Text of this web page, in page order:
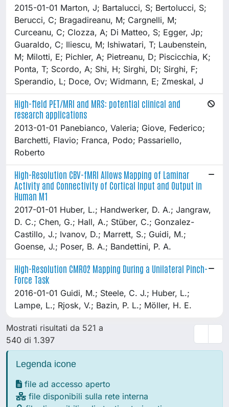
2015-01-01 Marton, J; Bartalucci, S; Bertolucci, S;
Berucci, C; Bragadireanu, M; Cargnelli, M;
Curceanu, C; Clozza, A; Di Matteo, S; Egger, Jp;
Guaraldo, C; Iliescu, M; Ishiwatari, T; Laubenstein,
M; Milotti, E; Pichler, A; Pietreanu, D; Piscicchia, K;
Ponta, T; Scordo, A; Shi, H; Sirghi, Dl; Sirghi, F;
Sperandio, L; Doce, Ov; Widmann, E; Zmeskal, J
High-field PET/MRI and MRS: potential clinical and
research applications
2013-01-01 Panebianco, Valeria; Giove, Federico;
Barchetti, Flavio; Franca, Podo; Passariello,
Roberto
High-Resolution CBV-fMRI Allows Mapping of Laminar
Activity and Connectivity of Cortical Input and Output in
Human M1
2017-01-01 Huber, L.; Handwerker, D. A.; Jangraw,
D. C.; Chen, G.; Hall, A.; Stüber, C.; Gonzalez-
Castillo, J.; Ivanov, D.; Marrett, S.; Guidi, M.;
Goense, J.; Poser, B. A.; Bandettini, P. A.
High-Resolution CMRO2 Mapping During a Unilateral Pinch-
Force Task
2016-01-01 Guidi, M.; Steele, C. J.; Huber, L.;
Lampe, L.; Rjosk, V.; Bazin, P. L.; Möller, H. E.
Mostrati risultati da 521 a
540 di 1.397
Legenda icone
file ad accesso aperto
file disponibili sulla rete interna